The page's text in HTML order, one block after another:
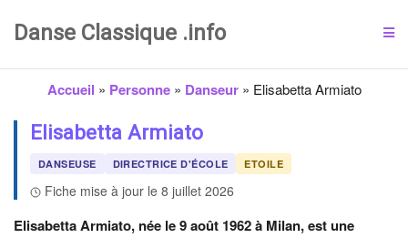
Danse Classique .info
Accueil » Personne» Danseur» Elisabetta Armiato
Elisabetta Armiato
DANSEUSE DIRECTRICE D'ÉCOLE ETOILE
Fiche mise à jour le 8 juillet 2026
Elisabetta Armiato, née le 9 août 1962 à Milan, est une